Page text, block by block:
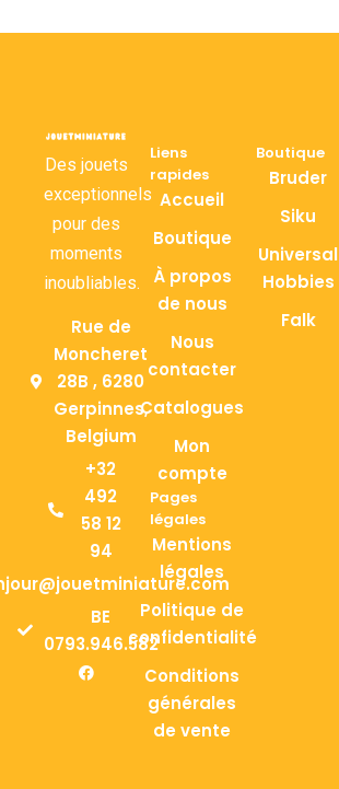
Des jouets
exceptionnels
pour des
moments
inoubliables.
Rue de
Moncheret
28B , 6280
Gerpinnes,
Belgium
+32
492
58 12
94
BE
0793.946.582
Liens
rapides
Accueil
Boutique
À propos
de nous
Nous
contacter
Catalogues
Mon
compte
Pages
légales
Mentions
légales
Politique de
confidentialité
Conditions
générales
de vente
Boutique
Bruder
Siku
Universal
Hobbies
Falk